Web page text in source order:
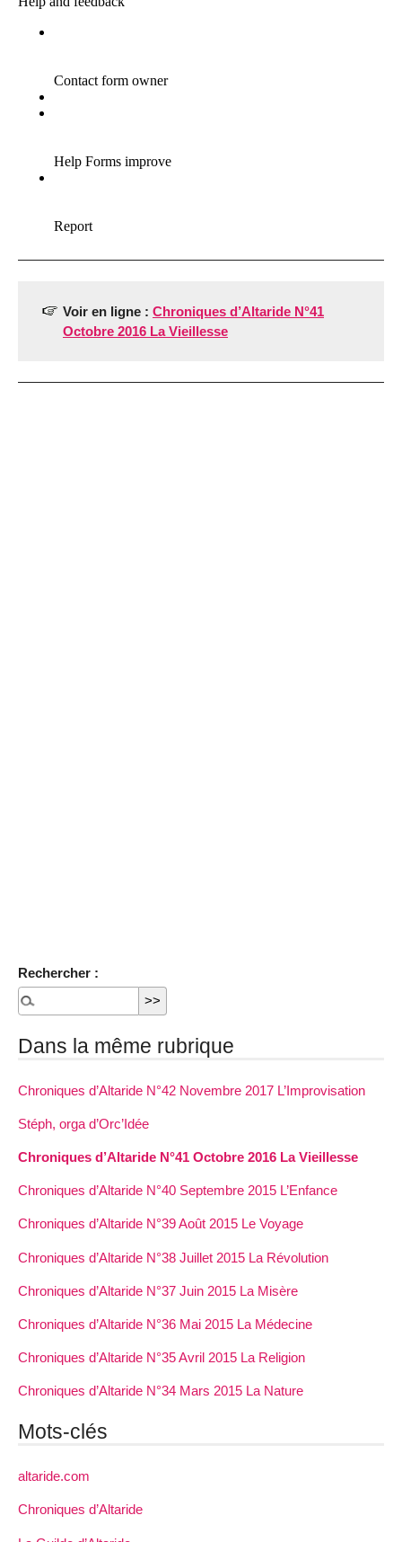
Voir en ligne : Chroniques d’Altaride N°41
Octobre 2016 La Vieillesse
Rechercher :
Dans la même rubrique
Chroniques d’Altaride N°42 Novembre 2017 L’Improvisation
Stéph, orga d’Orc’Idée
Chroniques d’Altaride N°41 Octobre 2016 La Vieillesse
Chroniques d’Altaride N°40 Septembre 2015 L’Enfance
Chroniques d’Altaride N°39 Août 2015 Le Voyage
Chroniques d’Altaride N°38 Juillet 2015 La Révolution
Chroniques d’Altaride N°37 Juin 2015 La Misère
Chroniques d’Altaride N°36 Mai 2015 La Médecine
Chroniques d’Altaride N°35 Avril 2015 La Religion
Chroniques d’Altaride N°34 Mars 2015 La Nature
Mots-clés
altaride.com
Chroniques d’Altaride